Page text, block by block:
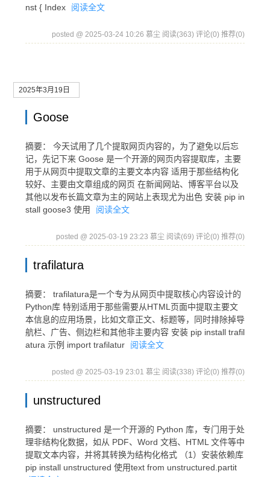
nst { Index
阅读全文
posted @ 2025-03-24 10:26 慕尘 阅读(363) 评论(0) 推荐(0)
2025年3月19日
Goose
摘要： 今天试用了几个提取网页内容的，为了避免以后忘
记，先记下来 Goose 是一个开源的网页内容提取库，主要
用于从网页中提取文章的主要文本内容 适用于那些结构化
较好、主要由文章组成的网页 在新闻网站、博客平台以及
其他以发布长篇文章为主的网站上表现尤为出色 安装 pip in
stall goose3 使用
阅读全文
posted @ 2025-03-19 23:23 慕尘 阅读(69) 评论(0) 推荐(0)
trafilatura
摘要： trafilatura是一个专为从网页中提取核心内容设计的
Python库 特别适用于那些需要从HTML页面中提取主要文
本信息的应用场景，比如文章正文、标题等，同时排除掉导
航栏、广告、侧边栏和其他非主要内容 安装 pip install trafil
atura 示例 import trafilatur
阅读全文
posted @ 2025-03-19 23:01 慕尘 阅读(338) 评论(0) 推荐(0)
unstructured
摘要： unstructured 是一个开源的 Python 库，专门用于处
理非结构化数据，如从 PDF、Word 文档、HTML 文件等中
提取文本内容，并将其转换为结构化格式 （1）安装依赖库
pip install unstructured 使用text from unstructured.partit